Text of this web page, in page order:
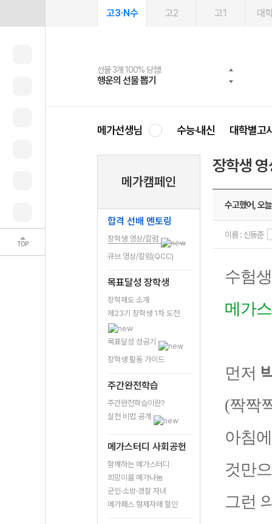
TOP
고3·N수 고2 고1 대
선물 3개 100% 당첨!
행운의 선물 뽑기
선물 100% 증정!
메가스터디 X 올리브
여름방학 스터디 캐시백
메가런 썸머스쿨
2027 러셀 단과
강사 공개선발
스마트러닝앱
설문 EVENT
메가패스
3일 무료 체험권
메가패스 수강생 무료혜택!
메가클럽 멤버십
사회공헌 캠페인
희망이룸 메가나눔
메가선생님 수능·내신 대학별고
메가캠페인
합격 선배 멘토링
장학생 영상/칼럼
큐브 영상/칼럼(QCC)
목표달성 장학생
장학제도 소개
제23기 장학생 1차 도전
목표달성 성공기
장학생 활동 가이드
주간완전학습
주간완전학습이란?
실천 비법 공개
메가스터디 사회공헌
함께하는 메가스터디
희망이룸 메가나눔
군인·소방·경찰 자녀
메가패스 형제자매 할인
장학생
수고했어, 오
이름 : 신동준
수험
메가
먼저
(짝짝
아침
것만
그런